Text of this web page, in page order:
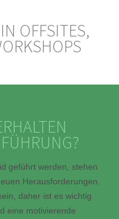
OFFSITES,
geführt werden, stehen
Herausforderungen.
daher ist es wichtig
eine motivierende